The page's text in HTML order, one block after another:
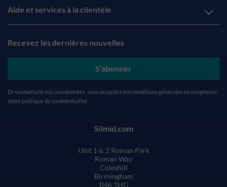
Aide et services à la clientèle
Recevez les dernières nouvelles
S’abonner
En soumettant vos coordonnées, vous acceptez nos conditions générales et comprenez
notre politique de confidentialité
Silmid.com
Unit 1 & 2 Roman Park
Roman Way
Coleshill
Birmingham
B46 1HG